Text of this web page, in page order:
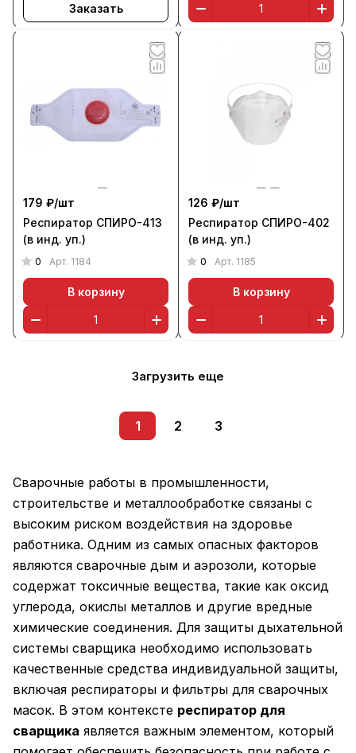
Заказать
179 ₽/шт
Респиратор СПИРО-413
(в инд. уп.)
0 Арт. 1184
В корзину
126 ₽/шт
Респиратор СПИРО-402
(в инд. уп.)
0 Арт. 1185
В корзину
Загрузить еще
1 2 3
Сварочные работы в промышленности,
строительстве и металлообработке связаны с
высоким риском воздействия на здоровье
работника. Одним из самых опасных факторов
являются сварочные дым и аэрозоли, которые
содержат токсичные вещества, такие как оксид
углерода, окислы металлов и другие вредные
химические соединения. Для защиты дыхательной
системы сварщика необходимо использовать
качественные средства индивидуальной защиты,
включая респираторы и фильтры для сварочных
масок. В этом контексте респиратор для
сварщика является важным элементом, который